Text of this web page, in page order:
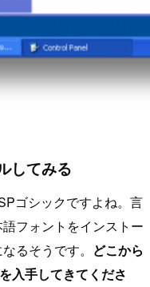
してみる
ゴシックですよね。言
フォントをインストー
るそうです。 どこから
入手してきてくださ